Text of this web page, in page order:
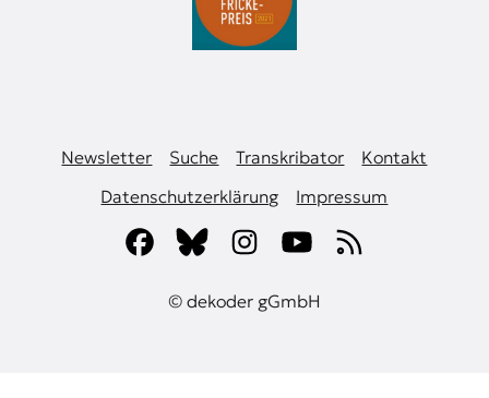
Newsletter Suche Transkribator
Kontakt
Datenschutzerklärung
Impressum
© dekoder gGmbH